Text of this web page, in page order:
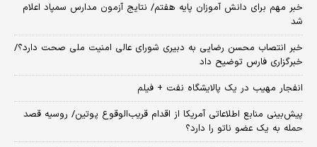
خبر مهم برای دانش آموزان پایه هفتم/ نتایج آزمون مدارس سمپاد اعلام
شد
خبر انتصاب محسن رضایی به دبیری شورای عالی امنیت ملی صحت دارد؟/
خبرگزاری فارس توضیح داد
انفجار مهیب در یک پالایشگاه نفت + فیلم
پیش‌بینی منابع اطلاعاتی آمریکا از اقدام قریب‌الوقوع پوتین/ روسیه قصد
حمله به یک عضو ناتو را دارد؟